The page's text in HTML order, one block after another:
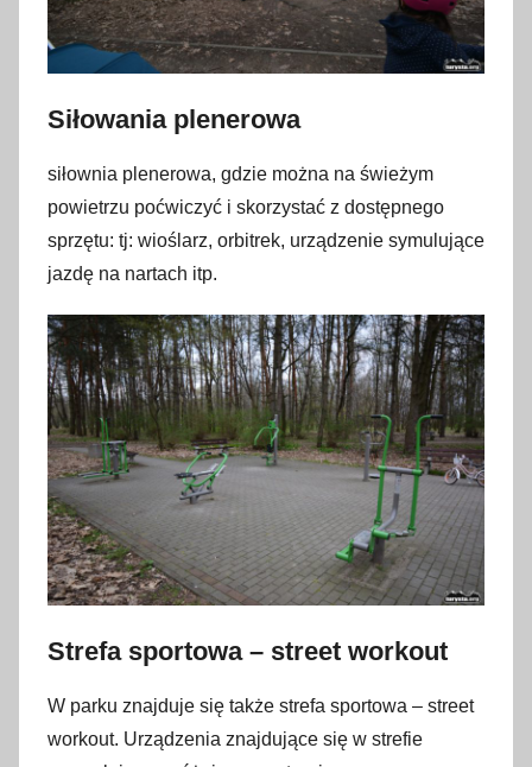
Siłowania plenerowa
siłownia plenerowa, gdzie można na świeżym
powietrzu poćwiczyć i skorzystać z dostępnego
sprzętu: tj: wioślarz, orbitrek, urządzenie symulujące
jazdę na nartach itp.
Strefa sportowa – street workout
W parku znajduje się także strefa sportowa – street
workout. Urządzenia znajdujące się w strefie